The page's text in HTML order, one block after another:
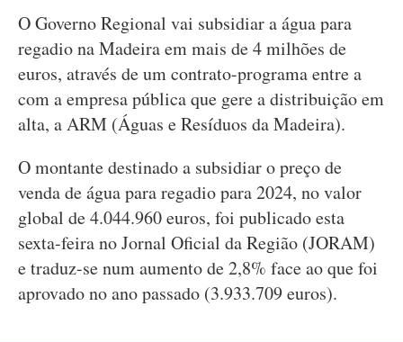
O Governo Regional vai subsidiar a água para
regadio na Madeira em mais de 4 milhões de
euros, através de um contrato-programa entre a
com a empresa pública que gere a distribuição em
alta, a ARM (Águas e Resíduos da Madeira).
O montante destinado a subsidiar o preço de
venda de água para regadio para 2024, no valor
global de 4.044.960 euros, foi publicado esta
sexta-feira no Jornal Oficial da Região (JORAM)
e traduz-se num aumento de 2,8% face ao que foi
aprovado no ano passado (3.933.709 euros).